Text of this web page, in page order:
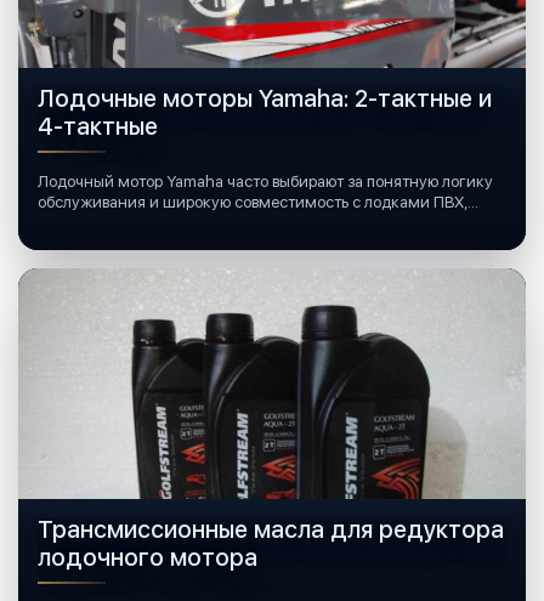
Лодочные моторы Yamaha: 2-тактные и
4-тактные
Лодочный мотор Yamaha часто выбирают за понятную логику
обслуживания и широкую совместимость с лодками ПВХ,
Трансмиссионные масла для редуктора
лодочного мотора